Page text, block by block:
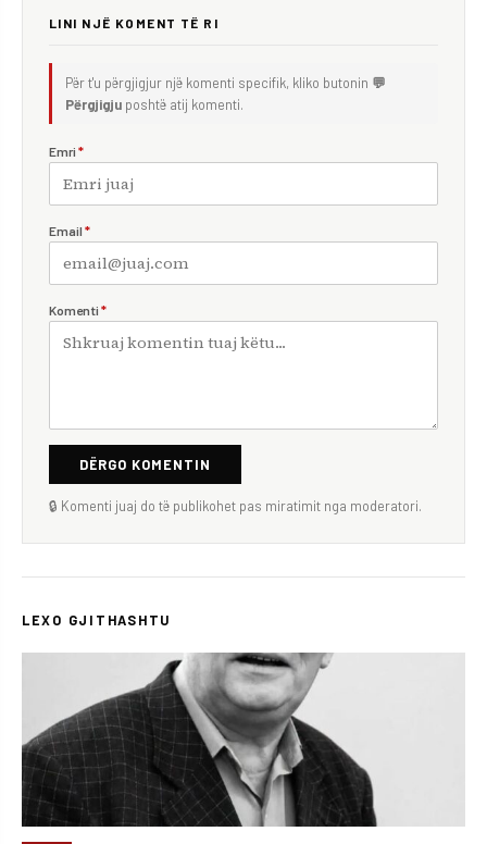
LINI NJË KOMENT TË RI
Për t'u përgjigjur një komenti specifik, kliko butonin 💬
Përgjigju poshtë atij komenti.
Emri *
Email *
Komenti *
DËRGO KOMENTIN
🔒 Komenti juaj do të publikohet pas miratimit nga moderatori.
LEXO GJITHASHTU